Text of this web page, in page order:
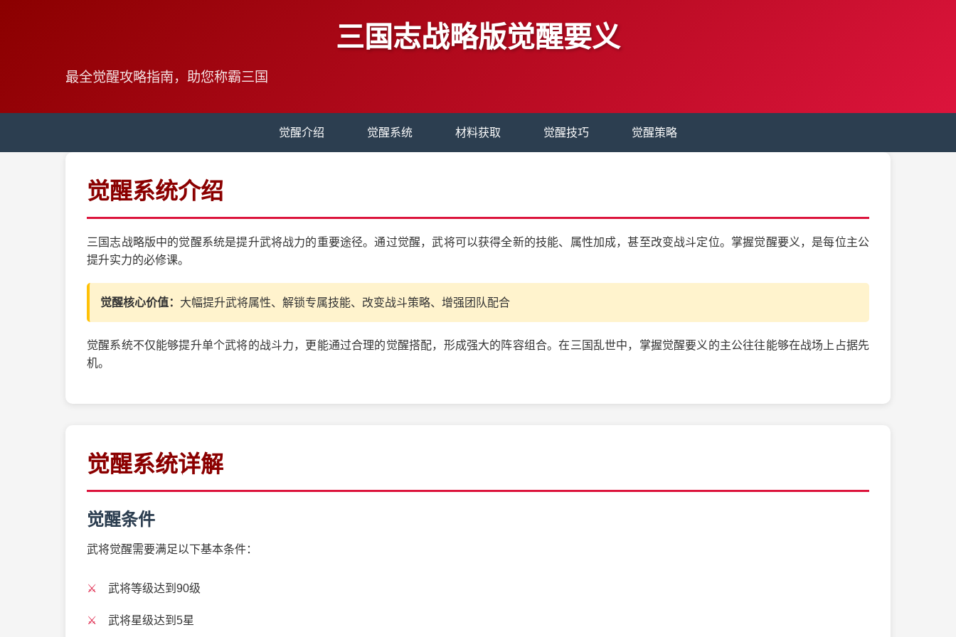
三国志战略版觉醒要义
最全觉醒攻略指南，助您称霸三国
觉醒介绍 觉醒系统 材料获取 觉醒技巧 觉醒策略
觉醒系统介绍
三国志战略版中的觉醒系统是提升武将战力的重要途径。通过觉醒，武将可以获得全新的技能、属性加成，甚至改变战斗定位。掌握觉醒要义，是每位主公
提升实力的必修课。
觉醒核心价值： 大幅提升武将属性、解锁专属技能、改变战斗策略、增强团队配合
觉醒系统不仅能够提升单个武将的战斗力，更能通过合理的觉醒搭配，形成强大的阵容组合。在三国乱世中，掌握觉醒要义的主公往往能够在战场上占据先
机。
觉醒系统详解
觉醒条件
武将觉醒需要满足以下基本条件：
武将等级达到90级
武将星级达到5星